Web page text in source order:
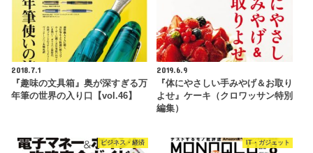
2018.7.1
『趣味の文具箱』奥が深すぎる万
年筆の世界の入り口【vol.46】
2019.6.9
『体にやさしい手みやげ＆お取り
よせ』ケーキ（クロワッサン特別
編集）
ビジネス・経済 IT・ガジェット